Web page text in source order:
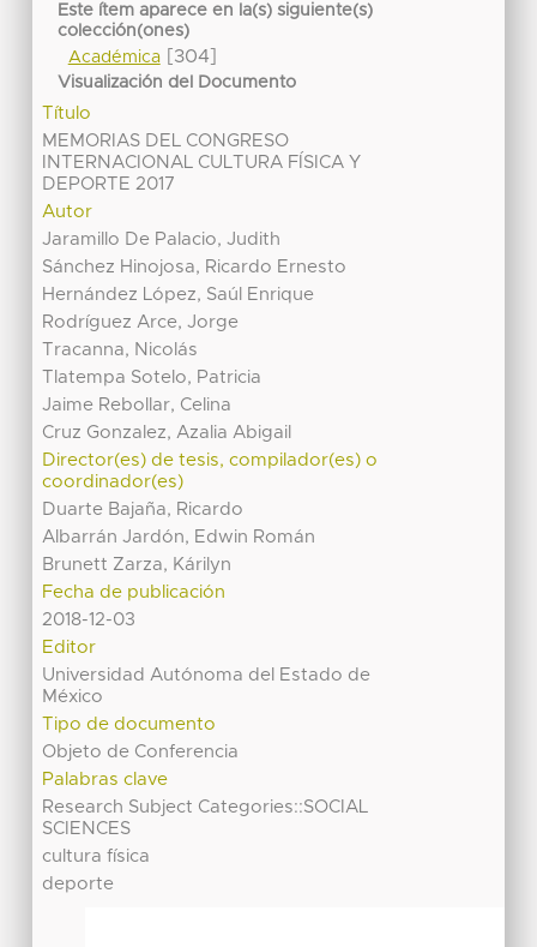
Este ítem aparece en la(s) siguiente(s)
colección(ones)
Académica[304]
Visualización del Documento
Título
MEMORIAS DEL CONGRESO
INTERNACIONAL CULTURA FÍSICA Y
DEPORTE 2017
Autor
Jaramillo De Palacio, Judith
Sánchez Hinojosa, Ricardo Ernesto
Hernández López, Saúl Enrique
Rodríguez Arce, Jorge
Tracanna, Nicolás
Tlatempa Sotelo, Patricia
Jaime Rebollar, Celina
Cruz Gonzalez, Azalia Abigail
Director(es) de tesis, compilador(es) o
coordinador(es)
Duarte Bajaña, Ricardo
Albarrán Jardón, Edwin Román
Brunett Zarza, Kárilyn
Fecha de publicación
2018-12-03
Editor
Universidad Autónoma del Estado de
México
Tipo de documento
Objeto de Conferencia
Palabras clave
Research Subject Categories::SOCIAL
SCIENCES
cultura física
deporte